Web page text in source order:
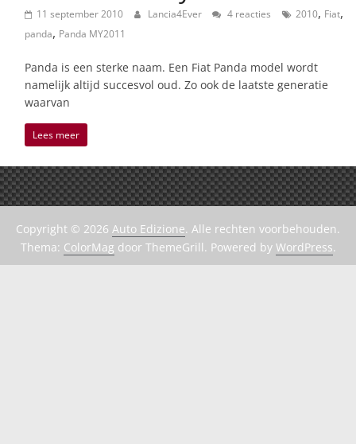
lifestyle
11 september 2010 Lancia4Ever 4 reacties 2010, Fiat,
panda, Panda MY2011
Panda is een sterke naam. Een Fiat Panda model wordt
namelijk altijd succesvol oud. Zo ook de laatste generatie
waarvan
Lees meer
Copyright © 2026 Auto Edizione. Alle rechten voorbehouden.
Thema: ColorMag door ThemeGrill. Powered by WordPress.